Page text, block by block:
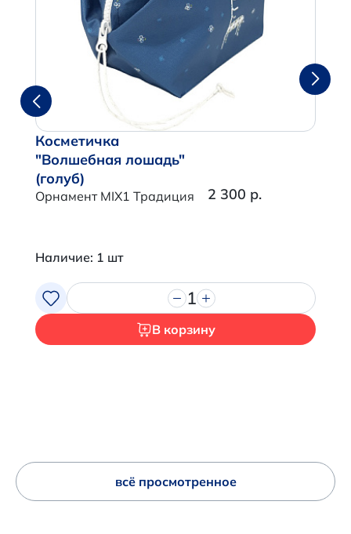
Косметичка
"Волшебная лошадь"
(голуб)
Орнамент MIX1 Традиция 2 300 р.
Наличие: 1 шт
1
В корзину
всё просмотренное